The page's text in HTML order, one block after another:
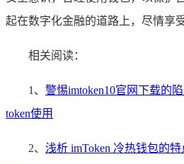
起在数字化金融的道路上，尽情享
相关阅读：
1、 警惕imtoken10官网下载的
token使用
2、 浅析 imToken 冷热钱包的